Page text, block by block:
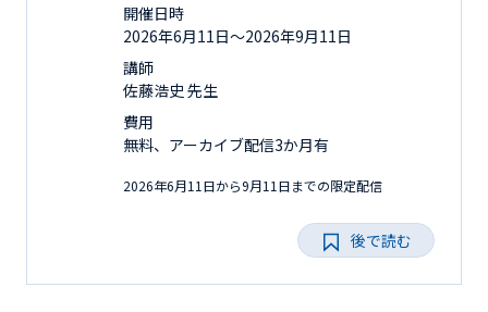
開催日時
2026年6月11日〜2026年9月11日
講師
佐藤浩史 先生
費用
無料、アーカイブ配信3か月有
2026年6月11日から9月11日までの限定配信
後で読む